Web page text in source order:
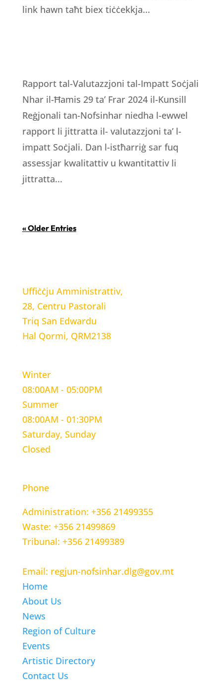
link hawn taħt biex tiċċekkja...
Rapport tal-Valutazzjoni tal-Impatt Soċjali
Nhar il-Ħamis 29 ta’ Frar 2024 il-Kunsill
Reġjonali tan-Nofsinhar niedha l-ewwel
rapport li jittratta il- valutazzjoni ta’ l-
impatt Soċjali. Dan l-istħarriġ sar fuq
assessjar kwalitattiv u kwantitattiv li
jittratta...
« Older Entries
Uffiċċju Amministrattiv,
28, Centru Pastorali
Triq San Edwardu
Hal Qormi, QRM2138
Winter
08:00AM - 05:00PM
Summer
08:00AM - 01:30PM
Saturday, Sunday
Closed
Phone
Administration: +356 21499355
Waste: +356 21499869
Tribunal: +356 21499389
Email: regjun-nofsinhar.dlg@gov.mt
Home
About Us
News
Region of Culture
Events
Artistic Directory
Contact Us